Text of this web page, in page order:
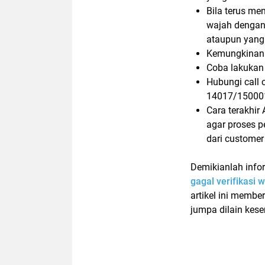
Bila terus
wajah
ataupun
Coba
Hubungi call
14017/
Cara terakhir
agar proses
dari
Demikianlah
gagal verifikasi
artikel ini
jumpa dilain